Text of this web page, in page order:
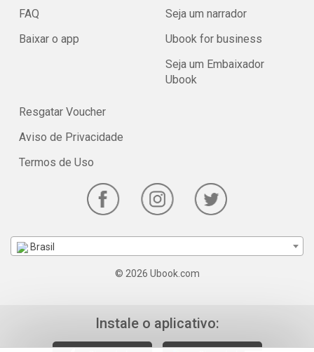
FAQ
Baixar o app
Seja um narrador
Ubook for business
Seja um Embaixador
Ubook
Resgatar Voucher
Aviso de Privacidade
Termos de Uso
Brasil
© 2026 Ubook.com
Instale o aplicativo: